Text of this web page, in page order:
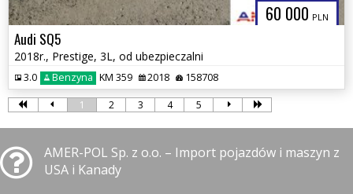
60 000 PLN
Audi SQ5
2018r., Prestige, 3L, od ubezpieczalni
3.0 Benzyna KM 359 2018 158708
1 2 3 4 5
AMER-POL Sp. z o.o. – Import pojazdów i maszyn z
USA i Kanady